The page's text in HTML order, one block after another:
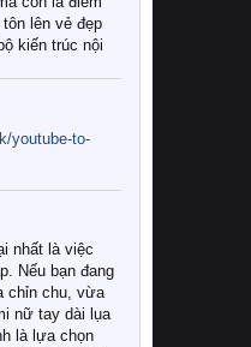
lên vẻ đẹp
kiến trúc nội
đa dạng
và mẫu mã
để chọn
gối đệm cao
phù hợp với
dụng của gia
tôi đi tìm lời
viết dưới đây.
hiện đại lại ưa
cao cấp?
youtube-to-
nhất là việc
Nếu bạn đang
chỉn chu, vừa
nữ tay dài lụa
là lựa chọn